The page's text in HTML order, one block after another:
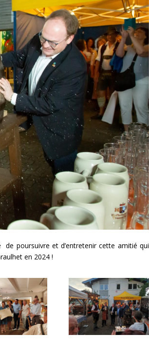
poursuivre et d’entretenir cette amitié qui
en 2024 !